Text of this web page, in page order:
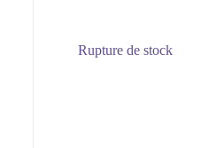
Rupture de stock